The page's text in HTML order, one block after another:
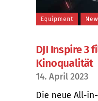
Equipment
DJI Inspire 3
Kinoqualität
14. April 2023
Die neue All-